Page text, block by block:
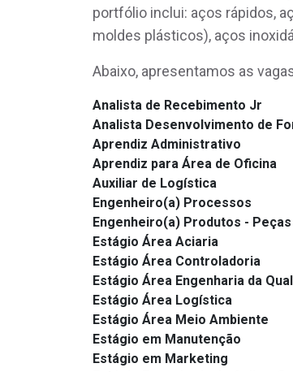
portfólio inclui: aços rápidos,
moldes plásticos), aços
Abaixo, apresentamos as
Analista de Recebimento Jr
Analista Desenvolvimento de
Aprendiz Administrativo
Aprendiz para Área de Oficina
Auxiliar de Logística
Engenheiro(a) Processos
Engenheiro(a) Produtos -
Estágio Área Aciaria
Estágio Área Controladoria
Estágio Área Engenharia da
Estágio Área Logística
Estágio Área Meio Ambiente
Estágio em Manutenção
Estágio em Marketing